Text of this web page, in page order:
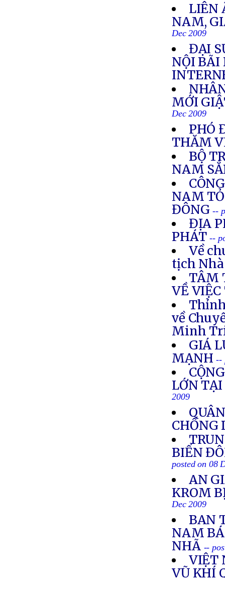
LIÊN
NAM,
Dec 2009
ĐẠI
NỘI BÃI
MỚI
Dec 2009
PHÓ
THĂM
BỘ
NAM
NAM
ĐÔNG --
ĐỊA
PHÁT--
Về
tịch
TÂM
VỀ VIỆC
về
Minh
GIÁ
MẠNH --
LỚN
2009
CHỐNG
BIỂN
posted on 08
AN
KROM
Dec 2009
BAN
NAM
NHÃ --
VIỆT
VŨ KHÍ